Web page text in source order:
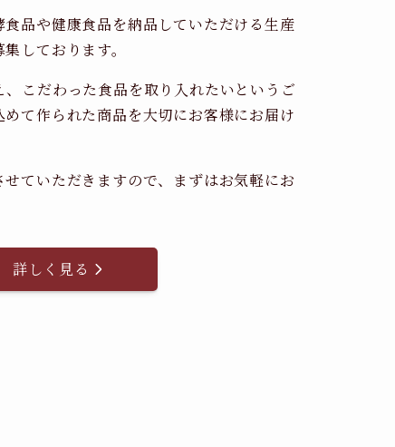
品や健康食品を納品していただける生産
しております。
こだわった食品を取り入れたいというご
て作られた商品を大切にお客様にお届け
ていただきますので、まずはお気軽にお
詳しく見る